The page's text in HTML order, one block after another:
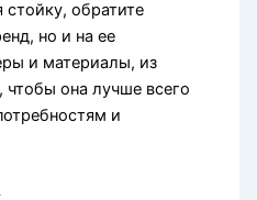
обратите
но и на ее
и материалы, из
чтобы она лучше всего
и